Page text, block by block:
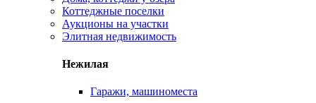
Коттеджные поселки
Аукционы на участки
Элитная недвижимость
Нежилая
Гаражи, машиноместа